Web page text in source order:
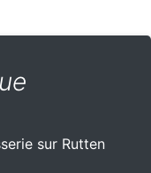
sur Rutten